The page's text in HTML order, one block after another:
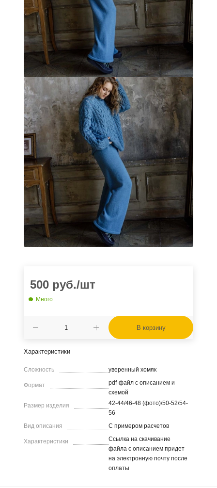
500 руб./шт
Много
В корзину
Характеристики
Сложность уверенный хомяк
Формат
pdf-файл с описанием и
схемой
Размер изделия
42-44/46-48 (фото)/50-52/54-
56
Вид описания
С примером расчетов
Характеристики
Ссылка на скачивание
файла с описанием придет
на электронную почту после
оплаты